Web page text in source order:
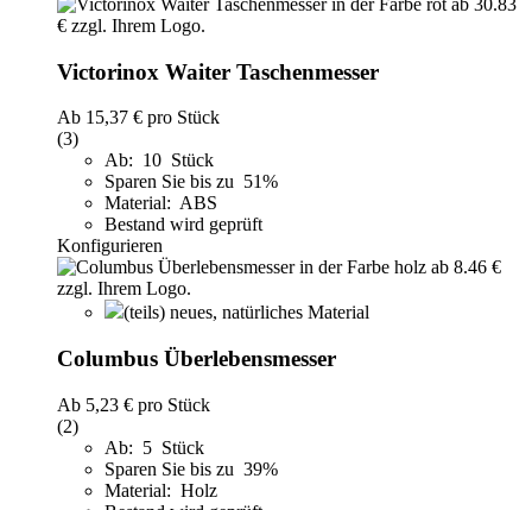
Victorinox Waiter Taschenmesser
Ab 15,37 € pro Stück
(3)
Ab: 10 Stück
Sparen Sie bis zu 51%
Material: ABS
Bestand wird geprüft
Konfigurieren
(teils) neues, natürliches Material
Columbus Überlebensmesser
Ab 5,23 € pro Stück
(2)
Ab: 5 Stück
Sparen Sie bis zu 39%
Material: Holz